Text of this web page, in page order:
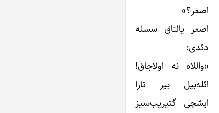
اصغر؟»
اصغر یالتاق سسله
دئدی:
«واللاه نه اولاجاق!
ائله‌بیل بیر تازا
ایشچی گتیریب‌سیز